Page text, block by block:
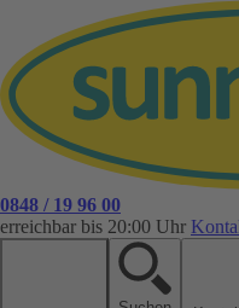
0848 / 19 96 00
erreichbar bis 20:00 Uhr